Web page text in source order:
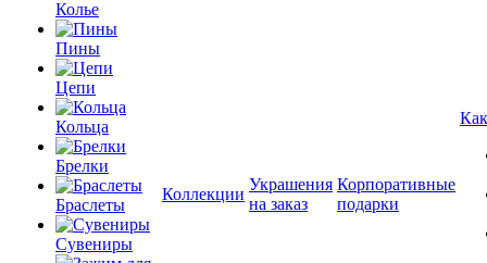
Колье
Пины
Цепи
Кольца
Брелки
Браслеты
Сувениры
Коллекции
Украшения
на заказ
Корпоративные
подарки